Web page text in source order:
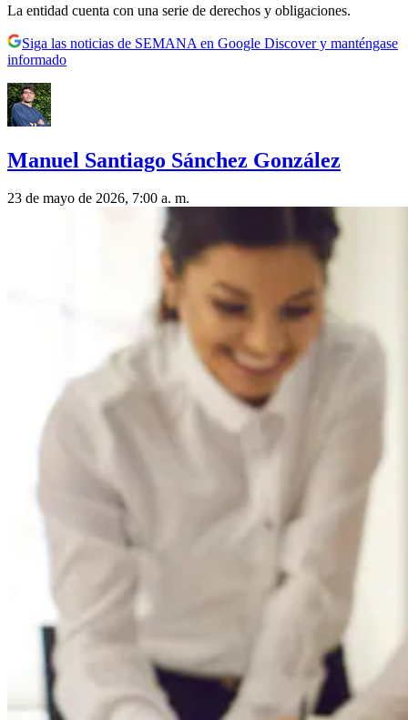
La entidad cuenta con una serie de derechos y obligaciones.
Siga las noticias de SEMANA en Google Discover y manténgase
informado
Manuel Santiago Sánchez González
23 de mayo de 2026, 7:00 a. m.